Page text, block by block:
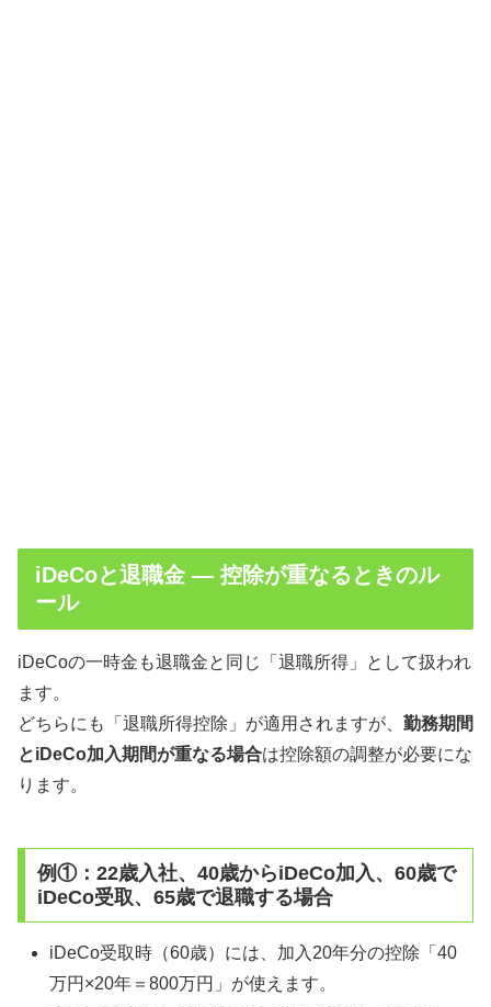
iDeCoと退職金 ― 控除が重なるときのル
ール
iDeCoの一時金も退職金と同じ「退職所得」として扱われ
ます。
どちらにも「退職所得控除」が適用されますが、 勤務期間
とiDeCo加入期間が重なる場合は控除額の調整が必要にな
ります。
例①：22歳入社、40歳からiDeCo加入、60歳で
iDeCo受取、65歳で退職する場合
iDeCo受取時（60歳）には、加入20年分の控除「40
万円×20年＝800万円」が使えます。